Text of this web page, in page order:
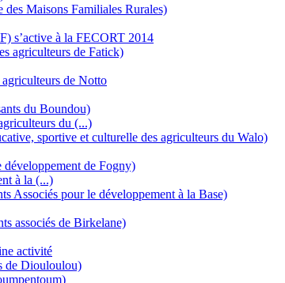
Maisons Familiales Rurales)
s’active à la FECORT 2014
agriculteurs de Fatick)
de Notto
du Boundou)
du (...)
sportive et culturelle des agriculteurs du Walo)
de Fogny)
à la (...)
Associés pour le développement à la Base)
associés de Birkelane)
activité
de Diouloulou)